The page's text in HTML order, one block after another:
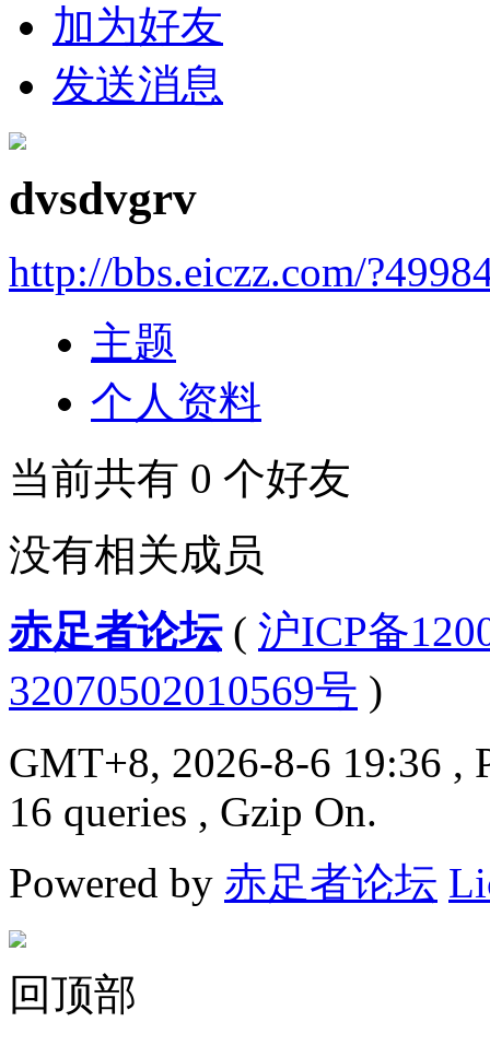
加为好友
发送消息
dvsdvgrv
http://bbs.eiczz.com/
主题
个人资料
当前共有 0 个好友
没有相关成员
赤足者论坛( 沪ICP备
32070502010569号 )
GMT+8, 2026-8-6 19:36 ,
16 queries , Gzip On.
Powered by 赤足者论坛
回顶部